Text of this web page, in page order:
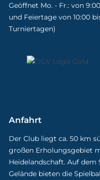
Geöffnet Mo. - Fr.: von
und Feiertage von 10:00
Turniertagen)
Anfahrt
Der Club liegt ca. 50 km
großen Erholungsgebiet
Heidelandschaft. Auf
Gelände bieten die